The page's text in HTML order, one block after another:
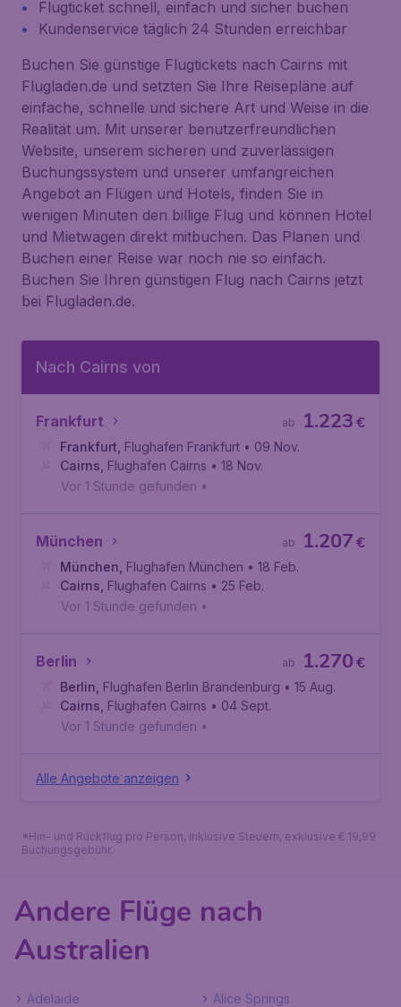
Flugticket schnell, einfach und sicher buchen
Kundenservice täglich 24 Stunden erreichbar
Buchen Sie günstige Flugtickets nach Cairns mit
Flugladen.de und setzten Sie Ihre Reisepläne auf
einfache, schnelle und sichere Art und Weise in die
Realität um. Mit unserer benutzerfreundlichen
Website, unserem sicheren und zuverlässigen
Buchungssystem und unserer umfangreichen
Angebot an Flügen und Hotels, finden Sie in
wenigen Minuten den billige Flug und können Hotel
und Mietwagen direkt mitbuchen. Das Planen und
Buchen einer Reise war noch nie so einfach.
Buchen Sie Ihren günstigen Flug nach Cairns jetzt
bei Flugladen.de.
Nach Cairns von
Frankfurt €
1.223
ab
Frankfurt Flughafen Frankfurt • 09 Nov.
Cairns Flughafen Cairns • 18 Nov.
Vor 1 Stunde gefunden •
München €
1.207
ab
München Flughafen München • 18 Feb.
Cairns Flughafen Cairns • 25 Feb.
Vor 1 Stunde gefunden •
Berlin €
1.270
ab
Berlin Flughafen Berlin Brandenburg • 15 Aug.
Cairns Flughafen Cairns • 04 Sept.
Vor 1 Stunde gefunden •
Alle Angebote anzeigen
*Hin- und Rückflug pro Person, inklusive Steuern, exklusive € 19,99
Buchungsgebühr.
Andere Flüge nach
Australien
Adelaide
Alice Springs